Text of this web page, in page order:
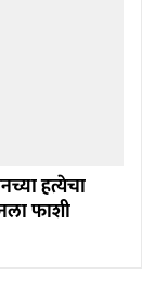
हत्येचा
फाशी